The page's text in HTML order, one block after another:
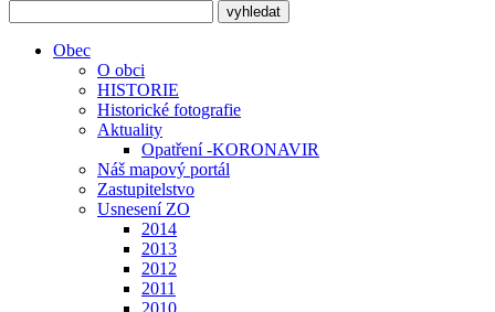
Obec
O obci
HISTORIE
Historické fotografie
Aktuality
Opatření -KORONAVIR
Náš mapový portál
Zastupitelstvo
Usnesení ZO
2014
2013
2012
2011
2010